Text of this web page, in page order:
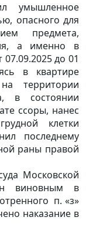
умышленное
опасного для
предмета,
а именно в
до 01
в квартире
территории
в состоянии
ссоры, нанес
клетки
последнему
раны правой
Московской
виновным в
п. «з»
наказание в